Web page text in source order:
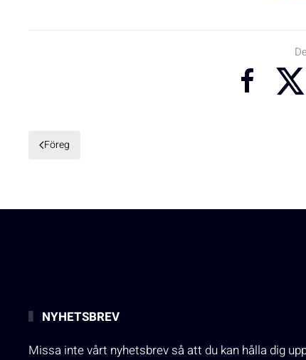
Föreg
NYHETSBREV
Missa inte vårt nyhetsbrev så att du kan hålla dig